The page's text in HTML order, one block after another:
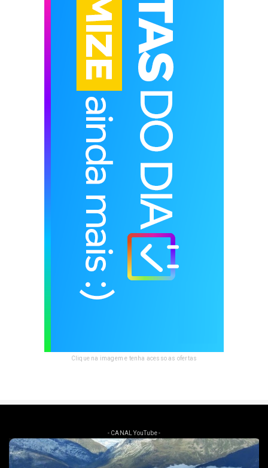
Clique na imagem e tenha acesso as ofertas
- CANAL YouTube -